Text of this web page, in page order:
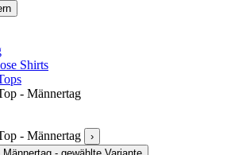
Shirts
- Männertag
›